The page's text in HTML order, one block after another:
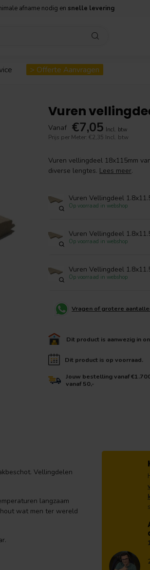
afname nodig en snelle levering
> Offerte Aanvragen
Vuren
Vanaf €7,05 Incl. btw
Prijs per Meter: €2,35 Incl. btw
Vuren vellingdeel 18x115mm
diverse lengtes. Lees meer.
Vuren Vellingdeel
Op voorraad in webshop
Vuren Vellingdeel
Op voorraad in webshop
Vuren Vellingdeel
Op voorraad in webshop
Vragen of grotere
Dit product is aanwezig in
Dit product is op voorraad.
Jouw bestelling vanaf
vanaf 50,-
Vellingdelen
langzaam
wat men ter wereld